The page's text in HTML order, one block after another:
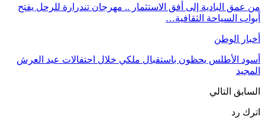
من عمق البادية إلى أفق الاستثمار .. مهرجان تندرارة للرحل يفتح
أبواب السياحة الثقافية…
أخبار الوطن
أسود الأطلس يحظون باستقبال ملكي خلال احتفالات عيد العرش
المجيد
السابق التالي
اترك رد